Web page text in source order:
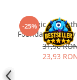
Altered
Star Wars Unlimited
UniVersus CCG
Neverrift TCG
-25%
Magic the
Foundations
31,90
23,93